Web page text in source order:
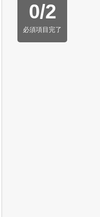
0/2
必須項目完了